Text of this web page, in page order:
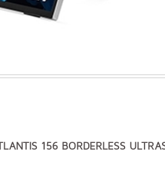
156 BORDERLESS